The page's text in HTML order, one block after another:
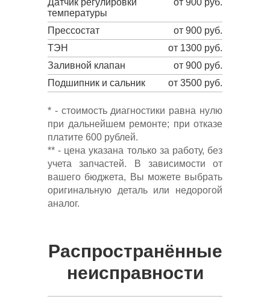
Датчик регулировки
температуры
от 900 руб.
Прессостат
от 900 руб.
ТЭН
от 1300 руб.
Заливной клапан
от 900 руб.
Подшипник и сальник
от 3500 руб.
* - стоимость диагностики равна нулю
при дальнейшем ремонте; при отказе
платите 600 рублей.
** - цена указана только за работу, без
учета запчастей. В зависимости от
вашего бюджета, Вы можете выбрать
оригинальную деталь или недорогой
аналог.
Распространённые
неисправности